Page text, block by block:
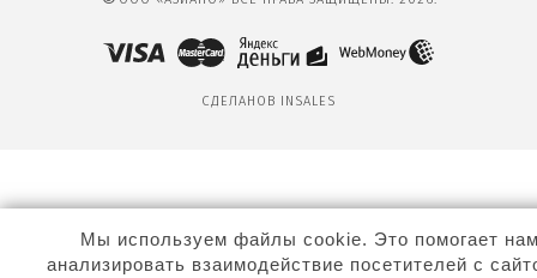
СДЕЛАНО В INSALES
Мы используем файлы cookie. Это помогает
анализировать взаимодействие посетителей с